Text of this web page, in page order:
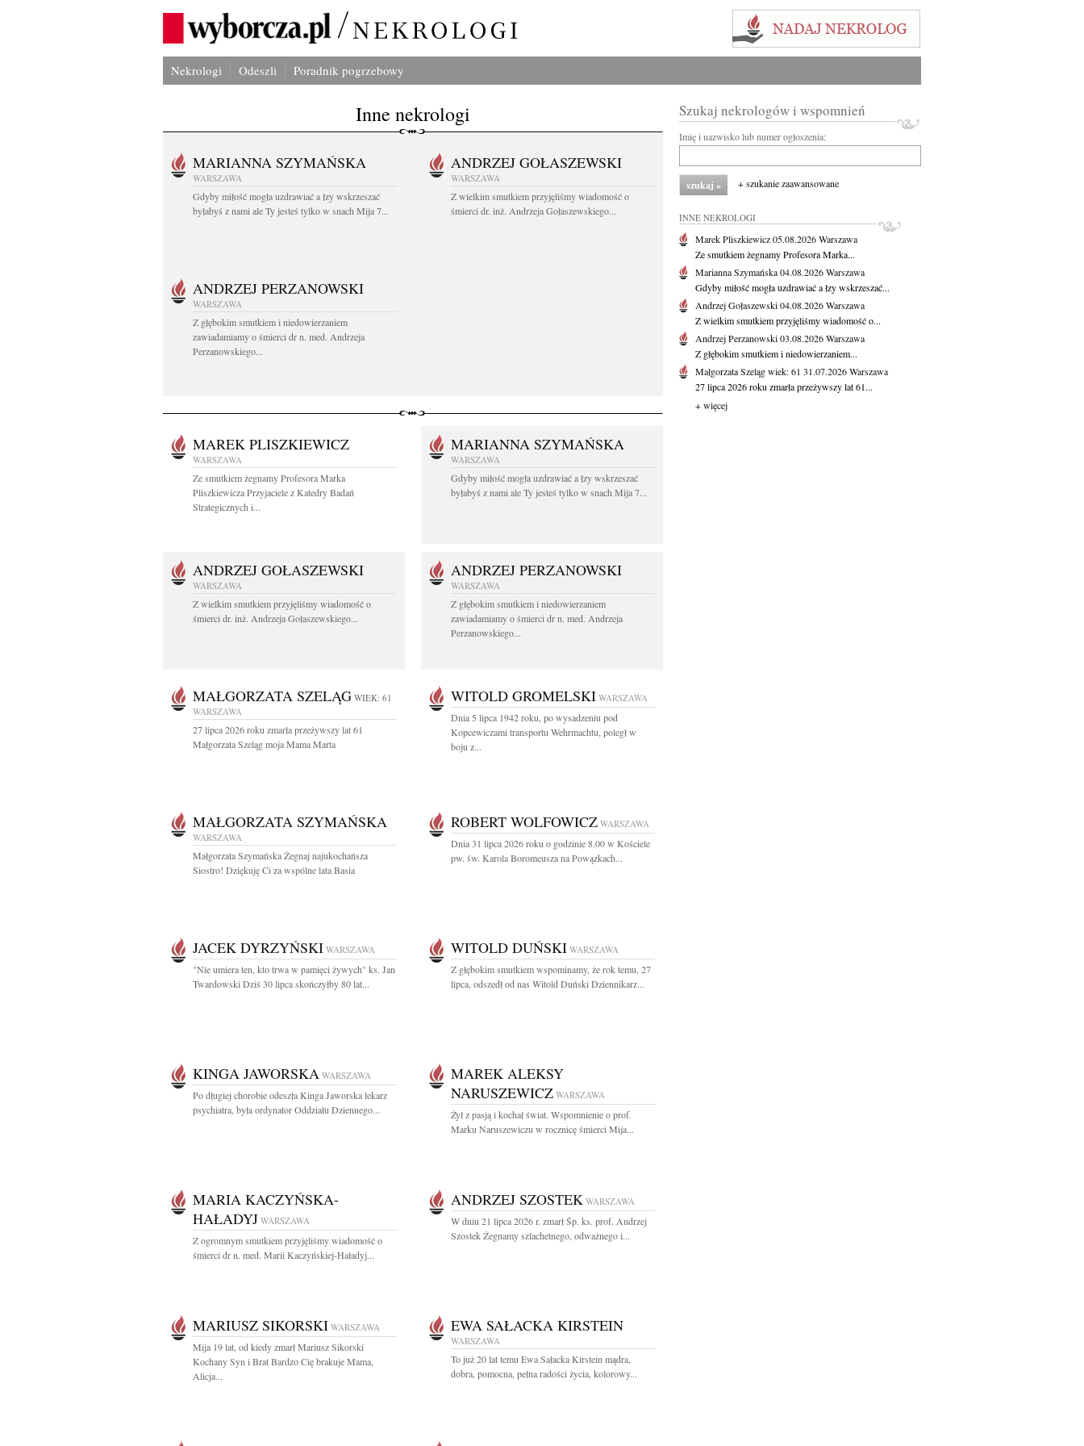
Nekrologi Odeszli Poradnik pogrzebowy
Inne nekrologi
MARIANNA SZYMAŃSKA
WARSZAWA
Gdyby miłość mogła uzdrawiać a łzy wskrzeszać
byłabyś z nami ale Ty jesteś tylko w snach Mija 7...
ANDRZEJ GOŁASZEWSKI
WARSZAWA
Z wielkim smutkiem przyjęliśmy wiadomość o
śmierci dr. inż. Andrzeja Gołaszewskiego...
ANDRZEJ PERZANOWSKI
WARSZAWA
Z głębokim smutkiem i niedowierzaniem
zawiadamiamy o śmierci dr n. med. Andrzeja
Perzanowskiego...
MAREK PLISZKIEWICZ
WARSZAWA
Ze smutkiem żegnamy Profesora Marka
Pliszkiewicza Przyjaciele z Katedry Badań
Strategicznych i...
MARIANNA SZYMAŃSKA
WARSZAWA
Gdyby miłość mogła uzdrawiać a łzy wskrzeszać
byłabyś z nami ale Ty jesteś tylko w snach Mija 7...
ANDRZEJ GOŁASZEWSKI
WARSZAWA
Z wielkim smutkiem przyjęliśmy wiadomość o
śmierci dr. inż. Andrzeja Gołaszewskiego...
ANDRZEJ PERZANOWSKI
WARSZAWA
Z głębokim smutkiem i niedowierzaniem
zawiadamiamy o śmierci dr n. med. Andrzeja
Perzanowskiego...
MAŁGORZATA SZELĄG WIEK: 61
WARSZAWA
27 lipca 2026 roku zmarła przeżywszy lat 61
Małgorzata Szeląg moja Mama Marta
WITOLD GROMELSKI WARSZAWA
Dnia 5 lipca 1942 roku, po wysadzeniu pod
Kopcewiczami transportu Wehrmachtu, poległ w
boju z...
MAŁGORZATA SZYMAŃSKA
WARSZAWA
Małgorzata Szymańska Żegnaj najukochańsza
Siostro! Dziękuję Ci za wspólne lata Basia
ROBERT WOLFOWICZ WARSZAWA
Dnia 31 lipca 2026 roku o godzinie 8.00 w Kościele
pw. św. Karola Boromeusza na Powązkach...
JACEK DYRZYŃSKI WARSZAWA
"Nie umiera ten, kto trwa w pamięci żywych" ks. Jan
Twardowski Dziś 30 lipca skończyłby 80 lat...
WITOLD DUŃSKI WARSZAWA
Z głębokim smutkiem wspominamy, że rok temu, 27
lipca, odszedł od nas Witold Duński Dziennikarz...
KINGA JAWORSKA WARSZAWA
Po długiej chorobie odeszła Kinga Jaworska lekarz
psychiatra, była ordynator Oddziału Dziennego...
MAREK ALEKSY
NARUSZEWICZ WARSZAWA
Żył z pasją i kochał świat. Wspomnienie o prof.
Marku Naruszewiczu w rocznicę śmierci Mija...
MARIA KACZYŃSKA-
HAŁADYJ WARSZAWA
Z ogromnym smutkiem przyjęliśmy wiadomość o
śmierci dr n. med. Marii Kaczyńskiej-Haładyj...
ANDRZEJ SZOSTEK WARSZAWA
W dniu 21 lipca 2026 r. zmarł Śp. ks. prof. Andrzej
Szostek Żegnamy szlachetnego, odważnego i...
MARIUSZ SIKORSKI WARSZAWA
Mija 19 lat, od kiedy zmarł Mariusz Sikorski
Kochany Syn i Brat Bardzo Cię brakuje Mama,
Alicja...
EWA SAŁACKA KIRSTEIN
WARSZAWA
To już 20 lat temu Ewa Sałacka Kirstein mądra,
dobra, pomocna, pełna radości życia, kolorowy...
Szukaj nekrologów i wspomnień
Imię i nazwisko lub numer ogłoszenia:
+ szukanie zaawansowane
INNE NEKROLOGI
Marek Pliszkiewicz05.08.2026Warszawa
Ze smutkiem żegnamy Profesora Marka...
Marianna Szymańska04.08.2026Warszawa
Gdyby miłość mogła uzdrawiać a łzy wskrzeszać...
Andrzej Gołaszewski04.08.2026Warszawa
Z wielkim smutkiem przyjęliśmy wiadomość o...
Andrzej Perzanowski03.08.2026Warszawa
Z głębokim smutkiem i niedowierzaniem...
Małgorzata Szelągwiek: 61 31.07.2026Warszawa
27 lipca 2026 roku zmarła przeżywszy lat 61...
+ więcej